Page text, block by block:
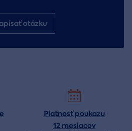
otázku
Platnosť poukazu
12 mesiacov